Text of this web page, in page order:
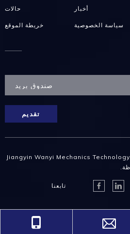
حالات أخبار
خريطة الموقع سياسة الخصوصية
تقديم
حقوق الطبع والنشر © شركة Jiangyin Wanyi Mechanics Technology
تابعنا